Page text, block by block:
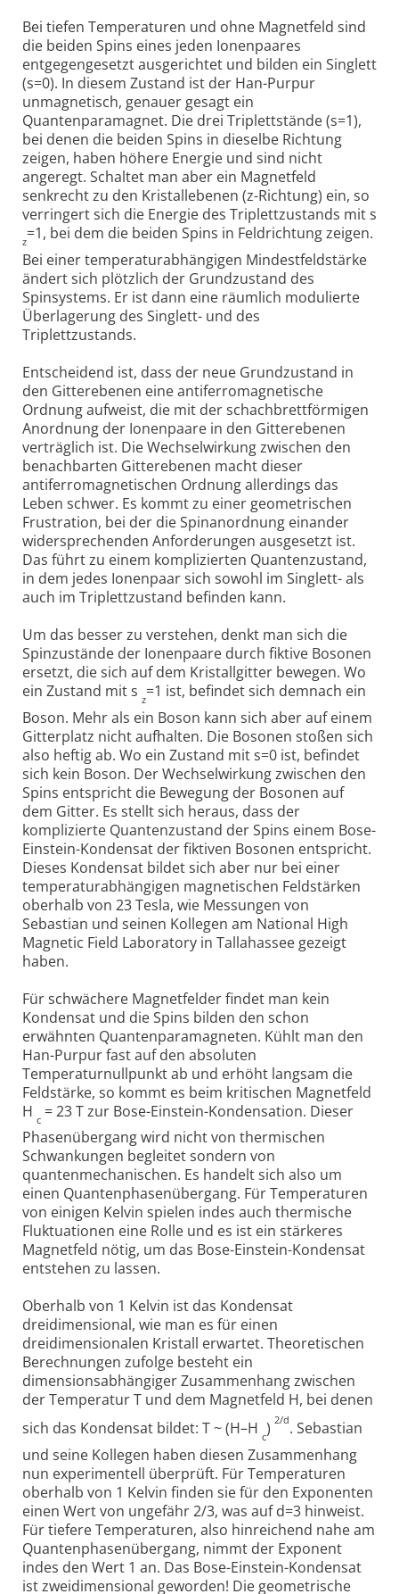
Bei tiefen Temperaturen und ohne Magnetfeld sind
die beiden Spins eines jeden Ionenpaares
entgegengesetzt ausgerichtet und bilden ein Singlett
(s=0). In diesem Zustand ist der Han-Purpur
unmagnetisch, genauer gesagt ein
Quantenparamagnet. Die drei Triplettstände (s=1),
bei denen die beiden Spins in dieselbe Richtung
zeigen, haben höhere Energie und sind nicht
angeregt. Schaltet man aber ein Magnetfeld
senkrecht zu den Kristallebenen (z-Richtung) ein, so
verringert sich die Energie des Triplettzustands mit s
z=1, bei dem die beiden Spins in Feldrichtung zeigen.
Bei einer temperaturabhängigen Mindestfeldstärke
ändert sich plötzlich der Grundzustand des
Spinsystems. Er ist dann eine räumlich modulierte
Überlagerung des Singlett- und des
Triplettzustands.
Entscheidend ist, dass der neue Grundzustand in
den Gitterebenen eine antiferromagnetische
Ordnung aufweist, die mit der schachbrettförmigen
Anordnung der Ionenpaare in den Gitterebenen
verträglich ist. Die Wechselwirkung zwischen den
benachbarten Gitterebenen macht dieser
antiferromagnetischen Ordnung allerdings das
Leben schwer. Es kommt zu einer geometrischen
Frustration, bei der die Spinanordnung einander
widersprechenden Anforderungen ausgesetzt ist.
Das führt zu einem komplizierten Quantenzustand,
in dem jedes Ionenpaar sich sowohl im Singlett- als
auch im Triplettzustand befinden kann.
Um das besser zu verstehen, denkt man sich die
Spinzustände der Ionenpaare durch fiktive Bosonen
ersetzt, die sich auf dem Kristallgitter bewegen. Wo
ein Zustand mit s z=1 ist, befindet sich demnach ein
Boson. Mehr als ein Boson kann sich aber auf einem
Gitterplatz nicht aufhalten. Die Bosonen stoßen sich
also heftig ab. Wo ein Zustand mit s=0 ist, befindet
sich kein Boson. Der Wechselwirkung zwischen den
Spins entspricht die Bewegung der Bosonen auf
dem Gitter. Es stellt sich heraus, dass der
komplizierte Quantenzustand der Spins einem Bose-
Einstein-Kondensat der fiktiven Bosonen entspricht.
Dieses Kondensat bildet sich aber nur bei einer
temperaturabhängigen magnetischen Feldstärken
oberhalb von 23 Tesla, wie Messungen von
Sebastian und seinen Kollegen am National High
Magnetic Field Laboratory in Tallahassee gezeigt
haben.
Für schwächere Magnetfelder findet man kein
Kondensat und die Spins bilden den schon
erwähnten Quantenparamagneten. Kühlt man den
Han-Purpur fast auf den absoluten
Temperaturnullpunkt ab und erhöht langsam die
Feldstärke, so kommt es beim kritischen Magnetfeld
H c = 23 T zur Bose-Einstein-Kondensation. Dieser
Phasenübergang wird nicht von thermischen
Schwankungen begleitet sondern von
quantenmechanischen. Es handelt sich also um
einen Quantenphasenübergang. Für Temperaturen
von einigen Kelvin spielen indes auch thermische
Fluktuationen eine Rolle und es ist ein stärkeres
Magnetfeld nötig, um das Bose-Einstein-Kondensat
entstehen zu lassen.
Oberhalb von 1 Kelvin ist das Kondensat
dreidimensional, wie man es für einen
dreidimensionalen Kristall erwartet. Theoretischen
Berechnungen zufolge besteht ein
dimensionsabhängiger Zusammenhang zwischen
der Temperatur T und dem Magnetfeld H, bei denen
sich das Kondensat bildet: T ~ (H–H c) 2/d. Sebastian
und seine Kollegen haben diesen Zusammenhang
nun experimentell überprüft. Für Temperaturen
oberhalb von 1 Kelvin finden sie für den Exponenten
einen Wert von ungefähr 2/3, was auf d=3 hinweist.
Für tiefere Temperaturen, also hinreichend nahe am
Quantenphasenübergang, nimmt der Exponent
indes den Wert 1 an. Das Bose-Einstein-Kondensat
ist zweidimensional geworden! Die geometrische